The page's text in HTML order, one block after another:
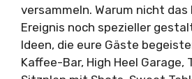
versammeln. Warum nicht das
Ereignis noch spezieller
Ideen, die eure Gäste
Kaffee-Bar, High Heel